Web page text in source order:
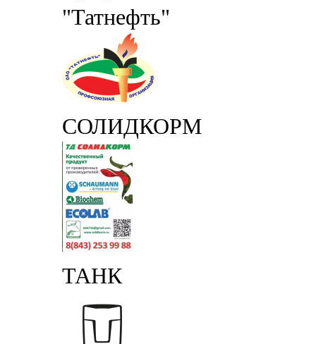
"Татнефть"
СОЛИДКОРМ
ТАНК